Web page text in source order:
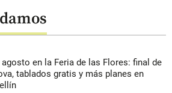
agosto en la Feria de las Flores: final de
tablados gratis y más planes en